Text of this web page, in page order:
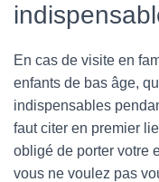
En cas de visite en
enfants de bas âge,
indispensables
faut citer en premier
obligé de porter votre
vous ne voulez pas